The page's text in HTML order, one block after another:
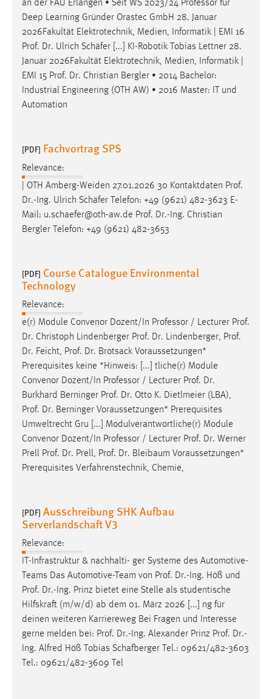
an der FAU Erlangen • Seit WS 2023/24 Professor für
Deep Learning Gründer Orastec GmbH 28. Januar
2026Fakultät Elektrotechnik, Medien, Informatik | EMI 16
Prof. Dr. Ulrich Schäfer [...] KI-Robotik Tobias Lettner 28.
Januar 2026Fakultät Elektrotechnik, Medien, Informatik |
EMI 15 Prof. Dr. Christian Bergler • 2014 Bachelor:
Industrial Engineering (OTH AW) • 2016 Master: IT und
Automation
[PDF] Fachvortrag SPS
Relevance:
| OTH Amberg-Weiden 27.01.2026 30 Kontaktdaten Prof.
Dr.-Ing. Ulrich Schäfer Telefon: +49 (9621) 482-3623 E-
Mail: u.schaefer@oth-aw.de Prof. Dr.-Ing. Christian
Bergler Telefon: +49 (9621) 482-3653
[PDF] Course Catalogue Environmental
Technology
Relevance:
e(r) Module Convenor Dozent/In Professor / Lecturer Prof.
Dr. Christoph Lindenberger Prof. Dr. Lindenberger, Prof.
Dr. Feicht, Prof. Dr. Brotsack Voraussetzungen*
Prerequisites keine *Hinweis: [...] tliche(r) Module
Convenor Dozent/In Professor / Lecturer Prof. Dr.
Burkhard Berninger Prof. Dr. Otto K. Dietlmeier (LBA),
Prof. Dr. Berninger Voraussetzungen* Prerequisites
Umweltrecht Gru [...] Modulverantwortliche(r) Module
Convenor Dozent/In Professor / Lecturer Prof. Dr. Werner
Prell Prof. Dr. Prell, Prof. Dr. Bleibaum Voraussetzungen*
Prerequisites Verfahrenstechnik, Chemie,
[PDF] Ausschreibung SHK Aufbau
Serverlandschaft V3
Relevance:
IT-Infrastruktur & nachhalti- ger Systeme des Automotive-
Teams Das Automotive-Team von Prof. Dr.-Ing. Höß und
Prof. Dr.-Ing. Prinz bietet eine Stelle als studentische
Hilfskraft (m/w/d) ab dem 01. März 2026 [...] ng für
deinen weiteren Karriereweg Bei Fragen und Interesse
gerne melden bei: Prof. Dr.-Ing. Alexander Prinz Prof. Dr.-
Ing. Alfred Höß Tobias Schafberger Tel.: 09621/482-3603
Tel.: 09621/482-3609 Tel